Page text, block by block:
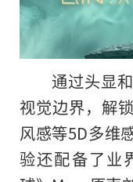
通过头显
视觉边界，解
风感等5D多维
验还配备了业